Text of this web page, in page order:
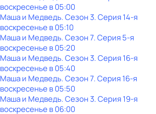
воскресенье в05:00
Маша и Медведь. Сезон 3. Серия 14-я
воскресенье в05:10
Маша и Медведь. Сезон 7. Серия 5-я
воскресенье в05:20
Маша и Медведь. Сезон 3. Серия 16-я
воскресенье в05:40
Маша и Медведь. Сезон 7. Серия 16-я
воскресенье в05:50
Маша и Медведь. Сезон 3. Серия 19-я
воскресенье в06:00